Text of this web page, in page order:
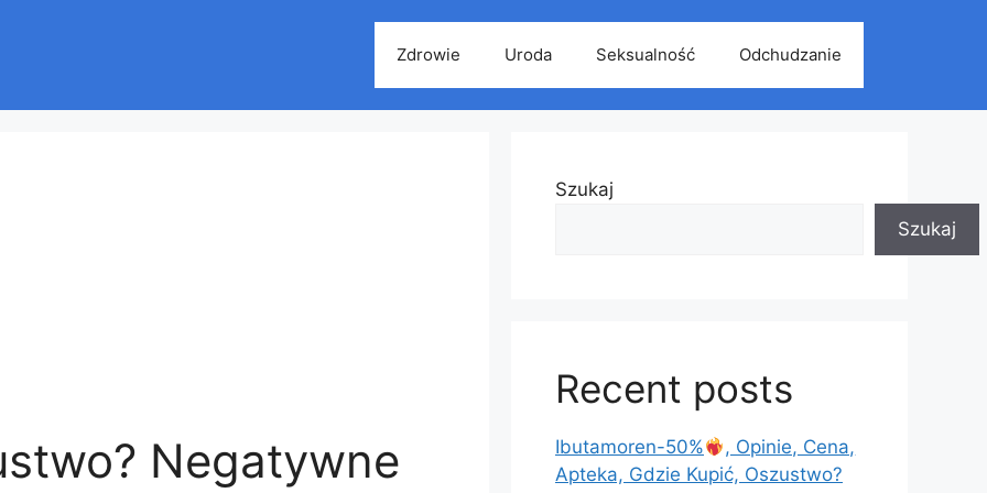
Zdrowie Uroda Seksualność Odchudzanie
Negatywne
Szukaj
Szukaj
Recent posts
Ibutamoren-50%
, Opinie, Cena,
Apteka, Gdzie Kupić, Oszustwo?